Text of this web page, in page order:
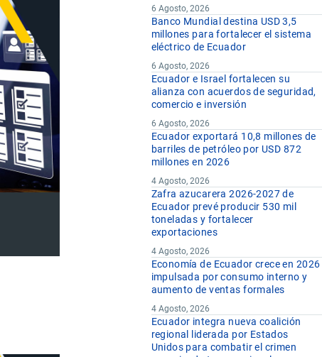
6 Agosto, 2026
Banco Mundial destina USD 3,5
millones para fortalecer el sistema
eléctrico de Ecuador
6 Agosto, 2026
Ecuador e Israel fortalecen su
alianza con acuerdos de seguridad,
comercio e inversión
6 Agosto, 2026
Ecuador exportará 10,8 millones de
barriles de petróleo por USD 872
millones en 2026
4 Agosto, 2026
Zafra azucarera 2026-2027 de
Ecuador prevé producir 530 mil
toneladas y fortalecer
exportaciones
4 Agosto, 2026
Economía de Ecuador crece en 2026
impulsada por consumo interno y
aumento de ventas formales
4 Agosto, 2026
Ecuador integra nueva coalición
regional liderada por Estados
Unidos para combatir el crimen